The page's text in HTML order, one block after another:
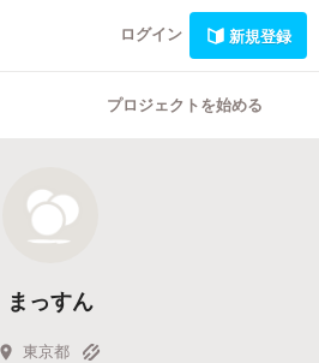
ログイン 新規登録
プロジェクトを始める
まっすん
東京都